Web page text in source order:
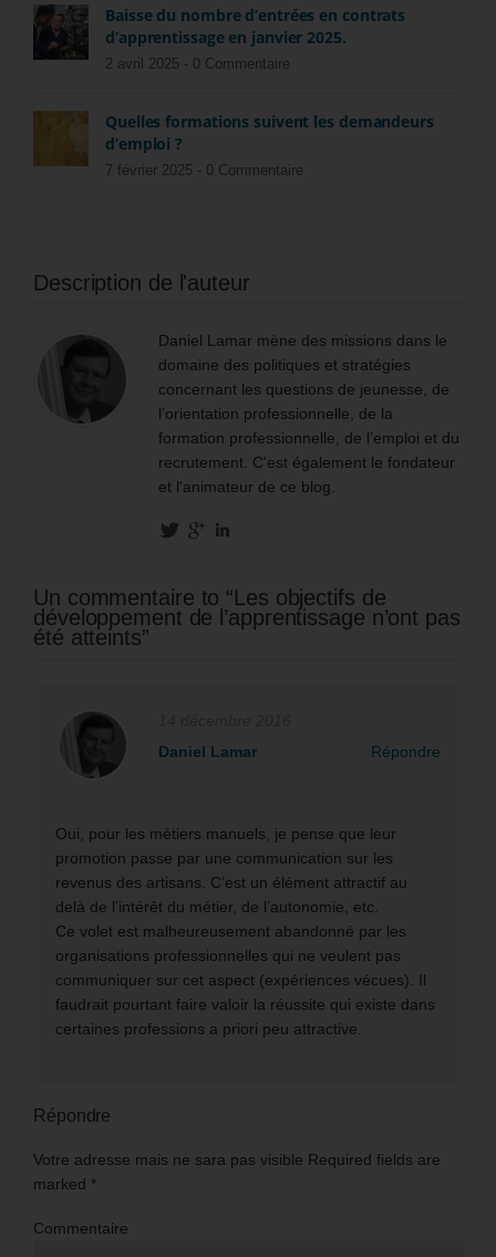
Baisse du nombre d’entrées en contrats
d’apprentissage en janvier 2025.
2 avril 2025 - 0 Commentaire
Quelles formations suivent les demandeurs
d’emploi ?
7 février 2025 - 0 Commentaire
Description de l'auteur
Daniel Lamar mène des missions dans le
domaine des politiques et stratégies
concernant les questions de jeunesse, de
l’orientation professionnelle, de la
formation professionnelle, de l’emploi et du
recrutement. C'est également le fondateur
et l'animateur de ce blog.
Un commentaire to “Les objectifs de
développement de l’apprentissage n’ont pas
été atteints”
Daniel Lamar
Répondre
Oui, pour les métiers manuels, je pense que leur
promotion passe par une communication sur les
revenus des artisans. C’est un élément attractif au
delà de l’intérêt du métier, de l’autonomie, etc.
Ce volet est malheureusement abandonné par les
organisations professionnelles qui ne veulent pas
communiquer sur cet aspect (expériences vécues). Il
faudrait pourtant faire valoir la réussite qui existe dans
certaines professions a priori peu attractive.
Répondre
Votre adresse mais ne sara pas visible Required fields are
marked *
Commentaire